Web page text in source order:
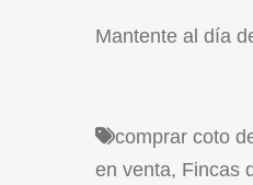
Mantente al día
comprar coto
en venta, Fincas